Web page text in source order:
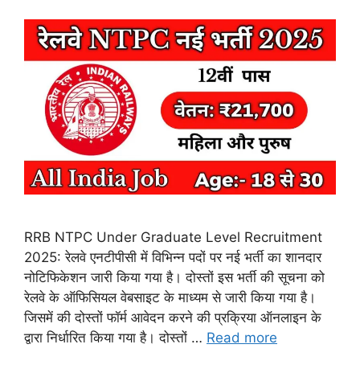
RRB NTPC Under Graduate Level Recruitment
2025: रेलवे एनटीपीसी में विभिन्न पदों पर नई भर्ती का शानदार
नोटिफिकेशन जारी किया गया है। दोस्तों इस भर्ती की सूचना को
रेलवे के ऑफिसियल वेबसाइट के माध्यम से जारी किया गया है।
जिसमें की दोस्तों फॉर्म आवेदन करने की प्रक्रिया ऑनलाइन के
द्वारा निर्धारित किया गया है। दोस्तों … Read more